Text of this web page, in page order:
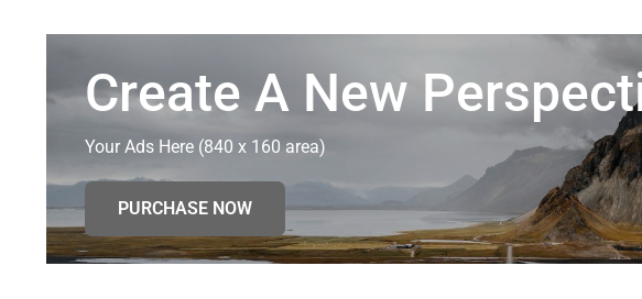
Create A New
Your Ads Here (840 x 160 area)
PURCHASE NOW